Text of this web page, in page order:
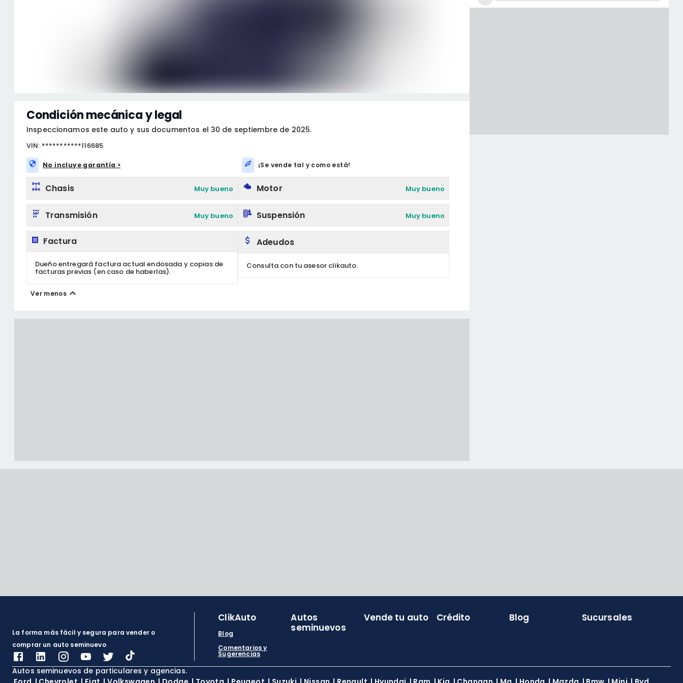
Condición mecánica y legal
Inspeccionamos este auto y sus documentos el 30 de septiembre de 2025.
VIN: ***********116685
No incluye garantía > ¡Se vende tal y como está!
Chasis Muy bueno Motor Muy bueno
Transmisión Muy bueno Suspensión Muy bueno
Factura
Dueño entregará factura actual endosada y copias de
facturas previas (en caso de haberlas).
Adeudos
Consulta con tu asesor clikauto.
Ver menos
La forma más fácil y segura para vender o
comprar un auto seminuevo
ClikAuto
Blog
Comentarios y
Sugerencias
Autos
seminuevos
Vende tu auto Crédito Blog Sucursales
Autos seminuevos de particulares y agencias.